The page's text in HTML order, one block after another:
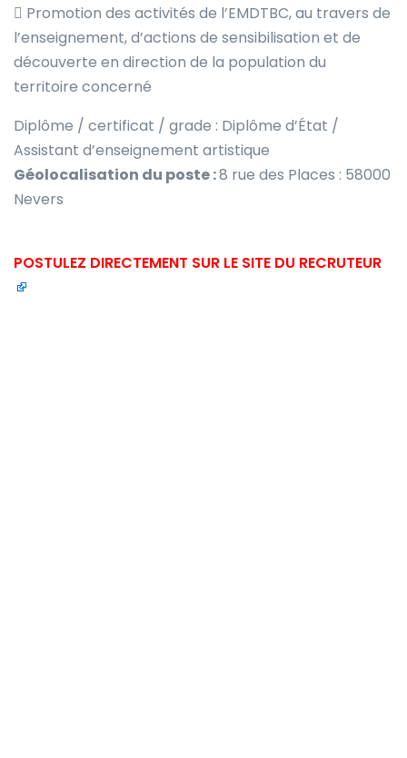
 Promotion des activités de l’EMDTBC, au travers de
l’enseignement, d’actions de sensibilisation et de
découverte en direction de la population du
territoire concerné
Diplôme / certificat / grade : Diplôme d’État /
Assistant d’enseignement artistique
Géolocalisation du poste :8 rue des Places : 58000
Nevers
POSTULEZ DIRECTEMENT SUR LE SITE DU RECRUTEUR